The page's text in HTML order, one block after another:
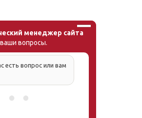
менеджер сайта
вопросы.
есть вопрос или вам